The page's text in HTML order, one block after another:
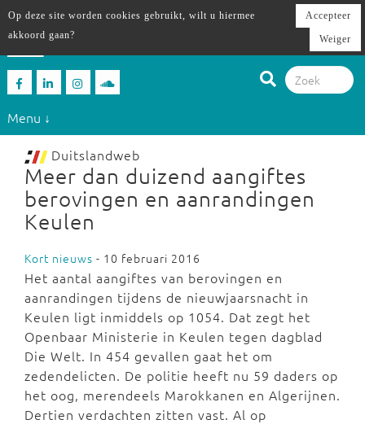
Menu ↓
Duitslandweb
Meer dan duizend aangiftes
berovingen en aanrandingen
Keulen
Kort nieuws - 10 februari 2016
Het aantal aangiftes van berovingen en
aanrandingen tijdens de nieuwjaarsnacht in
Keulen ligt inmiddels op 1054. Dat zegt het
Openbaar Ministerie in Keulen tegen dagblad
Die Welt. In 454 gevallen gaat het om
zedendelicten. De politie heeft nu 59 daders op
het oog, merendeels Marokkanen en Algerijnen.
Dertien verdachten zitten vast. Al op
Op deze site worden cookies gebruikt, wilt u hiermee
akkoord gaan?
Accepteer
Weiger